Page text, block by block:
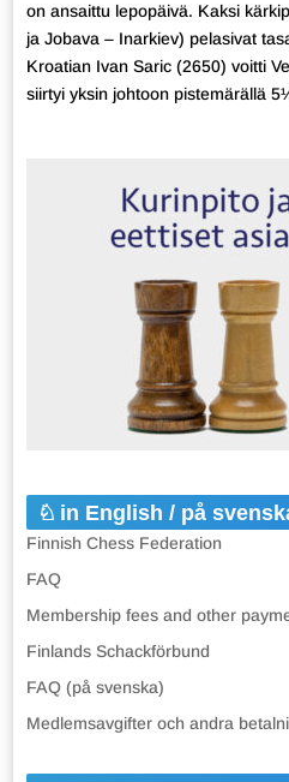
on ansaittu lepopäivä. Kaksi
ja Jobava – Inarkiev) pelasivat
Kroatian Ivan Saric (2650) voitti
siirtyi yksin johtoon pistemärällä
in English / på
Finnish Chess Federation
FAQ
Membership fees and other
Finlands Schackförbund
FAQ (på svenska)
Medlemsavgifter och andra